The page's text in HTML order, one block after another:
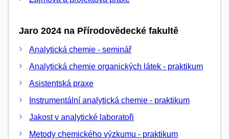
Jaro 2024 na Přírodovědecké fakultě
Analytická chemie - seminář
Analytická chemie organických látek - praktikum
Asistentská praxe
Instrumentální analytická chemie - praktikum
Jakost v analytické laboratoři
Metody chemického výzkumu - praktikum